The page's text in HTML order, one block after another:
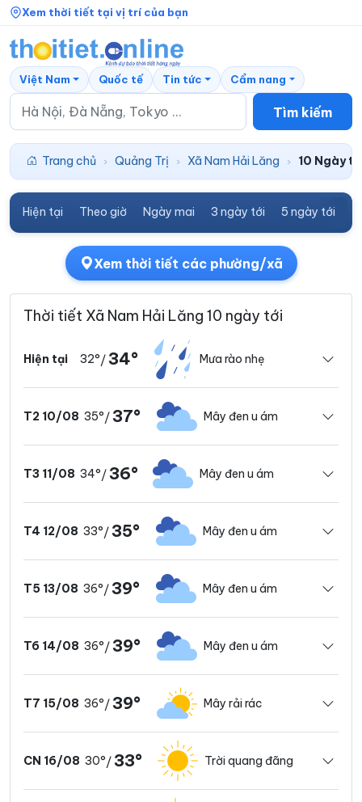
Xem thời tiết tại vị trí của bạn
Tìm kiếm
Việt Nam Quốc tế Tin tức Cẩm nang
Trang chủ › Quảng Trị › Xã Nam Hải Lăng › 10 Ngày
Hiện tại Theo giờ Ngày mai 3 ngày tới 5 ngày tới
Xem thời tiết các phường/xã
Thời tiết Xã Nam Hải Lăng 10 ngày tới
Hiện tại 32°/ 34° Mưa rào nhẹ
T2 10/08 35°/ 37° Mây đen u ám
T3 11/08 34°/ 36° Mây đen u ám
T4 12/08 33°/ 35° Mây đen u ám
T5 13/08 36°/ 39° Mây đen u ám
T6 14/08 36°/ 39° Mây đen u ám
T7 15/08 36°/ 39° Mây rải rác
CN 16/08 30°/ 33° Trời quang đãng